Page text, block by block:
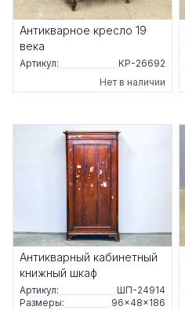
Антикварное кресло 19
века
Артикул:
КР-26692
Нет в наличии
Антикварный кабинетный
книжный шкаф
Артикул:
ШП-24914
Размеры:
96×48×186